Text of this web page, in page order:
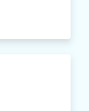
มพันธ์ตำบลท่า
อ อ.เมือง
ณา แสงอินทร์